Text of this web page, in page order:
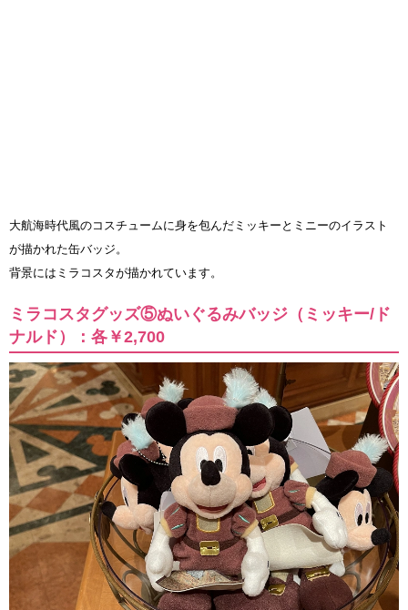
大航海時代風のコスチュームに身を包んだミッキーとミニーのイラスト
が描かれた缶バッジ。
背景にはミラコスタが描かれています。
ミラコスタグッズ⑤ぬいぐるみバッジ（ミッキー/ド
ナルド）：各￥2,700